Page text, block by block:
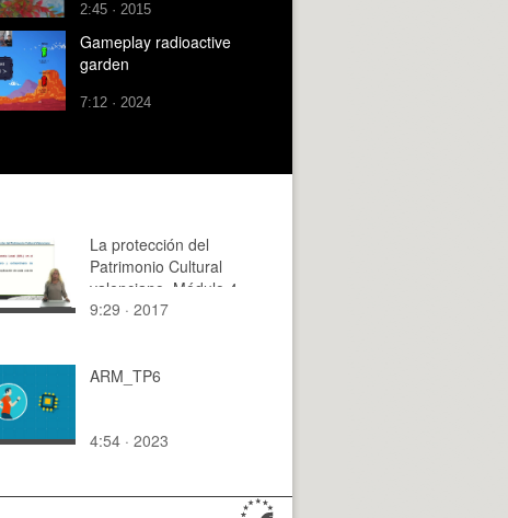
2:45 · 2015
Gameplay radioactive
garden
7:12 · 2024
La protección del
Patrimonio Cultural
valenciano. Módulo 4.
Unidad 3
9:29 · 2017
ARM_TP6
4:54 · 2023